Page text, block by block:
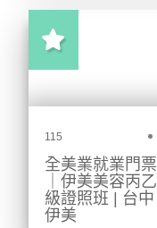
復技術。教您如
何接下醫美診所
客群。4 人小班
細膩教學。
115
全美業就業門票
｜伊美美容丙乙
級證照班 | 台中
伊美